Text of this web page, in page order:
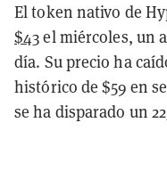
El token nativo de
$43el miércoles, un
día. Su precio ha
histórico de $59 en
se ha disparado un